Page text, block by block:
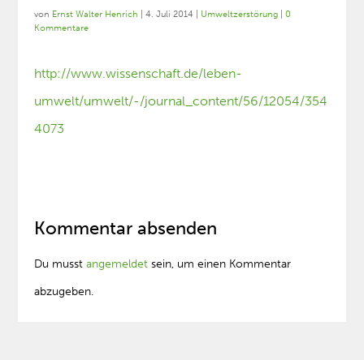
von Ernst Walter Henrich |4. Juli 2014 Umweltzerstörung |0
Kommentare
http://www.wissenschaft.de/leben-
umwelt/umwelt/-/journal_content/56/12054/354
4073
Kommentar absenden
Du musstangemeldet sein, um einen Kommentar
abzugeben.